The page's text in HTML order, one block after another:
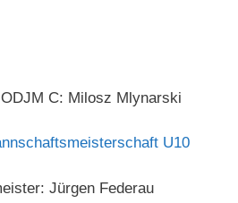
C: Milosz Mlynarski
U10
Jürgen Federau